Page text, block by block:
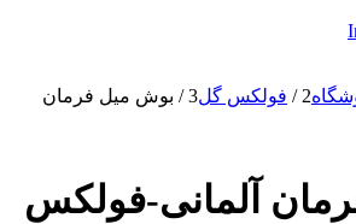
2
/ فولکس گل3
/ بوش میل فرمان
آلمانی-فولکس